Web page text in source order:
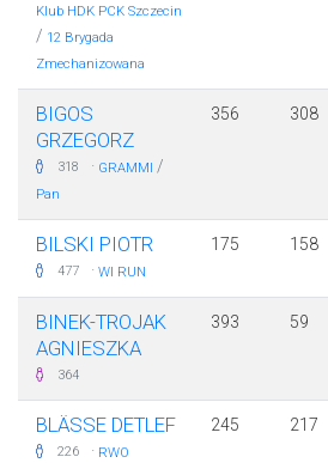
Klub HDK PCK Szczecin
/ 12 Brygada
Zmechanizowana
BIGOS
GRZEGORZ
318 · GRAMMI /
Pan
356 308
BILSKI PIOTR
477 · WI RUN
175 158
BINEK-TROJAK
AGNIESZKA
364
393 59
BLÄSSE DETLEF
226 · RWO
245 217